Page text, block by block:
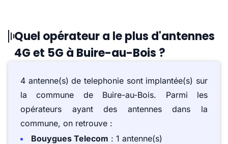
Quel opérateur a le plus d'antennes
4G et 5G à Buire-au-Bois ?
4 antenne(s) de telephonie sont implantée(s) sur
la commune de Buire-au-Bois. Parmi les
opérateurs ayant des antennes dans la
commune, on retrouve :
Bouygues Telecom : 1 antenne(s)